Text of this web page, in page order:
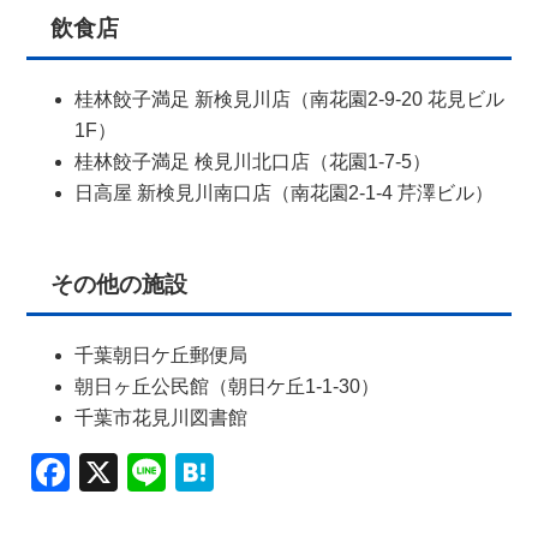
飲食店
桂林餃子満足 新検見川店（南花園2-9-20 花見ビル
1F）
桂林餃子満足 検見川北口店（花園1-7-5）
日高屋 新検見川南口店（南花園2-1-4 芹澤ビル）
その他の施設
千葉朝日ケ丘郵便局
朝日ヶ丘公民館（朝日ケ丘1-1-30）
千葉市花見川図書館
Facebook
X Line